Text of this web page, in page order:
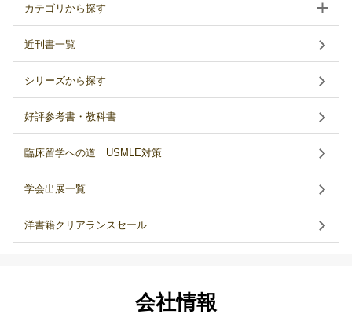
カテゴリから探す
近刊書一覧
シリーズから探す
好評参考書・教科書
臨床留学への道 USMLE対策
学会出展一覧
洋書籍クリアランスセール
会社情報